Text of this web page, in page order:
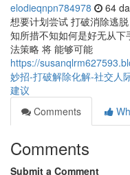
elodieqnpn784978 64
想要计划尝试 打破消除逃
知所措不知如何是好无从
法策略 将 能够可能
https://
妙招-打破解除化解-社交人
建议
Comments
Comments
Submit a Comment